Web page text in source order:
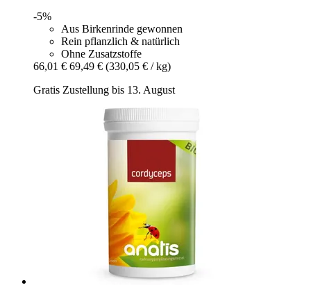
-5%
Aus Birkenrinde gewonnen
Rein pflanzlich & natürlich
Ohne Zusatzstoffe
66,01 € 69,49 € (330,05 € / kg)
Gratis Zustellung bis 13. August